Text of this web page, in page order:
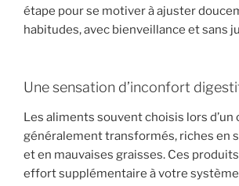
étape pour se motiver à ajuster
habitudes, avec bienveillance et sans
Une sensation d’inconfort
Les aliments souvent choisis lors d’un
généralement transformés, riches en
et en mauvaises graisses. Ces
effort supplémentaire à votre